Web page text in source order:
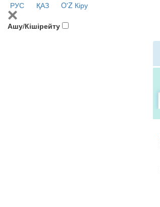
РУС ҚАЗ O'Z Кіру
Ашу/Кішірейту